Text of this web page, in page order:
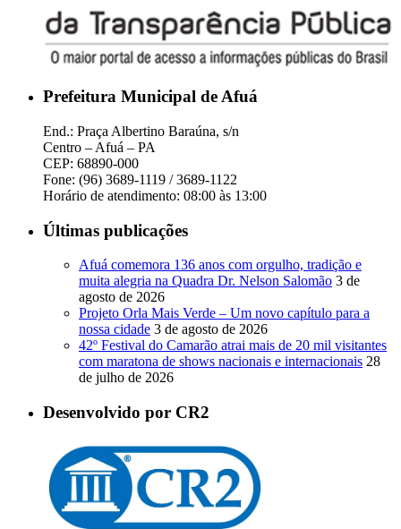
Prefeitura Municipal de Afuá
End.: Praça Albertino Baraúna, s/n
Centro – Afuá – PA
CEP: 68890-000
Fone: (96) 3689-1119 / 3689-1122
Horário de atendimento: 08:00 às 13:00
Últimas publicações
Afuá comemora 136 anos com orgulho, tradição e
muita alegria na Quadra Dr. Nelson Salomão 3 de
agosto de 2026
Projeto Orla Mais Verde – Um novo capítulo para a
nossa cidade 3 de agosto de 2026
42º Festival do Camarão atrai mais de 20 mil visitantes
com maratona de shows nacionais e internacionais 28
de julho de 2026
Desenvolvido por CR2